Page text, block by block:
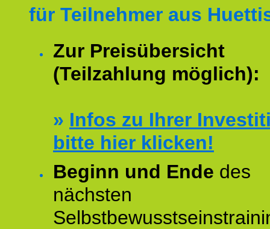
für Teilnehmer aus
Zur Preisübersicht
(Teilzahlung möglich):
» Infos zu Ihrer
bitte hier klicken!
Beginn und Ende des
nächsten